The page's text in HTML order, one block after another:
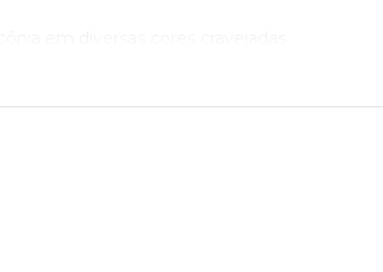
em diversas cores cravejadas
de ouro 18k com as